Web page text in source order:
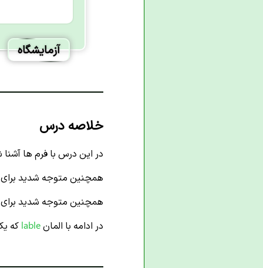
آزمایشگاه
خلاصه درس
در این درس با فرم ها آشنا
همچنین متوجه شدید برای
همچنین متوجه شدید برای
در ادامه با المان lable که